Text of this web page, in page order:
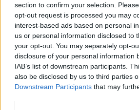
section to confirm your selection.
opt-out request is processed you may
interest-based ads based on personal
us or personal information disclosed to
your opt-out. You may separately opt-
disclosure of your personal information
IAB’s list of downstream participants.
also be disclosed by us to third parties
Downstream Participants that may